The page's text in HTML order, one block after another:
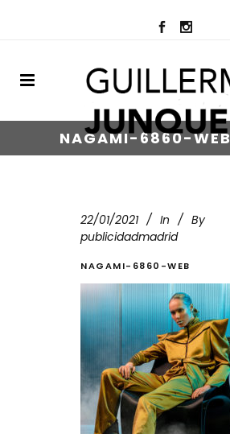
NAGAMI-6860-WEB
22/01/2021 In
By
publicidadmadrid
NAGAMI-6860-WEB